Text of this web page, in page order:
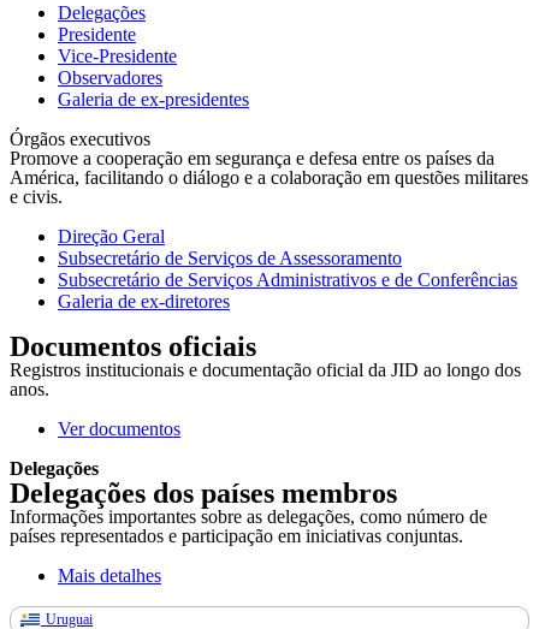
Delegações
Presidente
Vice-Presidente
Observadores
Galeria de ex-presidentes
Órgãos executivos
Promove a cooperação em segurança e defesa entre os países da
América, facilitando o diálogo e a colaboração em questões militares
e civis.
Direção Geral
Subsecretário de Serviços de Assessoramento
Subsecretário de Serviços Administrativos e de Conferências
Galeria de ex-diretores
Documentos oficiais
Registros institucionais e documentação oficial da JID ao longo dos
anos.
Ver documentos
Delegações
Delegações dos países membros
Informações importantes sobre as delegações, como número de
países representados e participação em iniciativas conjuntas.
Mais detalhes
Uruguai